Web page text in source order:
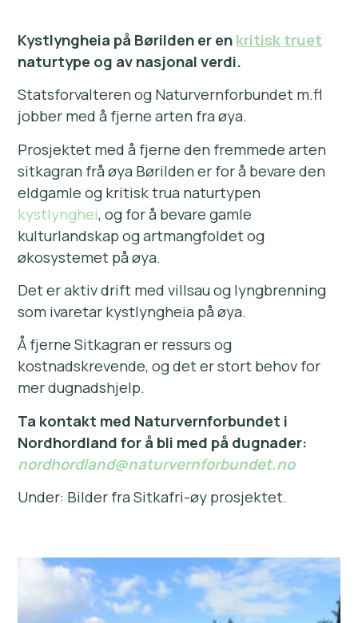
Kystlyngheia på Børilden er enkritisk truet
naturtype og av nasjonal verdi.
Statsforvalteren og Naturvernforbundet m.fl
jobber med å fjerne arten fra øya.
Prosjektet med å fjerne den fremmede arten
sitkagran frå øya Børilden er for å bevareden
eldgamle og kritisk trua naturtypen
kystlynghei, og for å bevare gamle
kulturlandskap og artmangfoldet og
økosystemet på øya.
Det er aktiv drift med villsau og lyngbrenning
som ivaretar kystlyngheia på øya.
Å fjerne Sitkagran er ressurs og
kostnadskrevende, og det er stort behov for
mer dugnadshjelp.
Ta kontakt med Naturvernforbundet i
Nordhordland for å bli med på dugnader:
nordhordland@naturvernforbundet.no
Under: Bilder fra Sitkafri-øy prosjektet.